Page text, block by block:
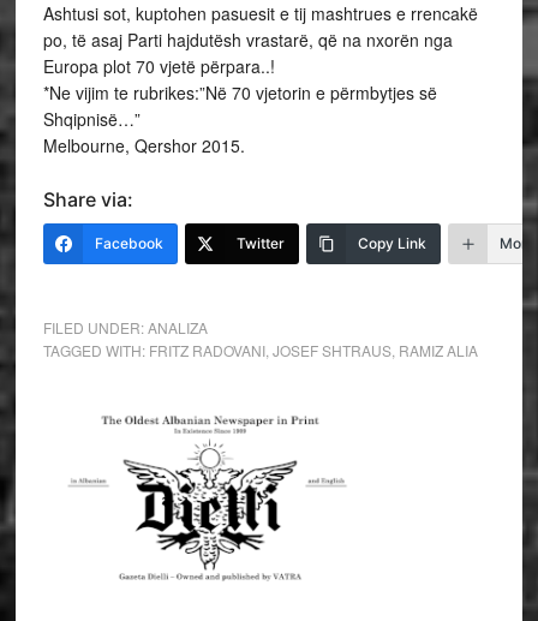
Ashtusi sot, kuptohen pasuesit e tij mashtrues e rrencakë
po, të asaj Parti hajdutësh vrastarë, që na nxorën nga
Europa plot 70 vjetë përpara..!
*Ne vijim te rubrikes:”Në 70 vjetorin e përmbytjes së
Shqipnisë…”
Melbourne, Qershor 2015.
Share via:
Facebook Twitter Copy Link More
FILED UNDER:ANALIZA
TAGGED WITH: FRITZ RADOVANI, JOSEF SHTRAUS, RAMIZ ALIA